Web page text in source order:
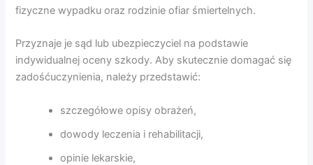
fizyczne wypadku oraz rodzinie ofiar śmiertelnych.
Przyznaje je sąd lub ubezpieczyciel na podstawie
indywidualnej oceny szkody. Aby skutecznie domagać się
zadośćuczynienia, należy przedstawić:
szczegółowe opisy obrażeń,
dowody leczenia i rehabilitacji,
opinie lekarskie,